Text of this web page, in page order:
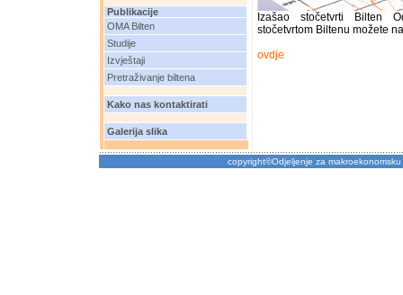
Publikacije
OMA Bilten
Studije
Izvještaji
Pretraživanje biltena
Kako nas kontaktirati
Galerija slika
Izašao stočetvrti Bilten
stočetvrtom Biltenu možete
ovdje
copyright©Odjeljenje za